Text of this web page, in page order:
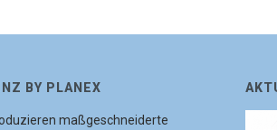
BY PLANEX
maßgeschneiderte